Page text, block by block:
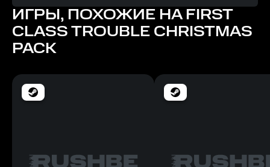
Память
4 GB ОЗУ
20 GB
Windows 10 (64 bit)
ИГРЫ, ПОХОЖИЕ НА FIRST
CLASS TROUBLE CHRISTMAS
PACK